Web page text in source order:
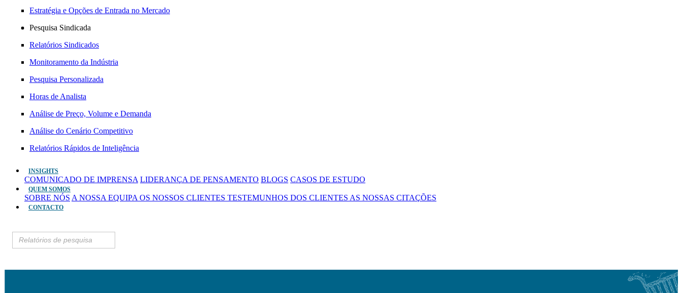
Estratégia e Opções de Entrada no Mercado
Pesquisa Sindicada
Relatórios Sindicados
Monitoramento da Indústria
Pesquisa Personalizada
Horas de Analista
Análise de Preço, Volume e Demanda
Análise do Cenário Competitivo
Relatórios Rápidos de Inteligência
INSIGHTS
COMUNICADO DE IMPRENSA LIDERANÇA DE PENSAMENTO BLOGS CASOS DE ESTUDO
QUEM SOMOS
SOBRE NÓS A NOSSA EQUIPA OS NOSSOS CLIENTES TESTEMUNHOS DOS CLIENTES AS NOSSAS CITAÇÕES
CONTACTO